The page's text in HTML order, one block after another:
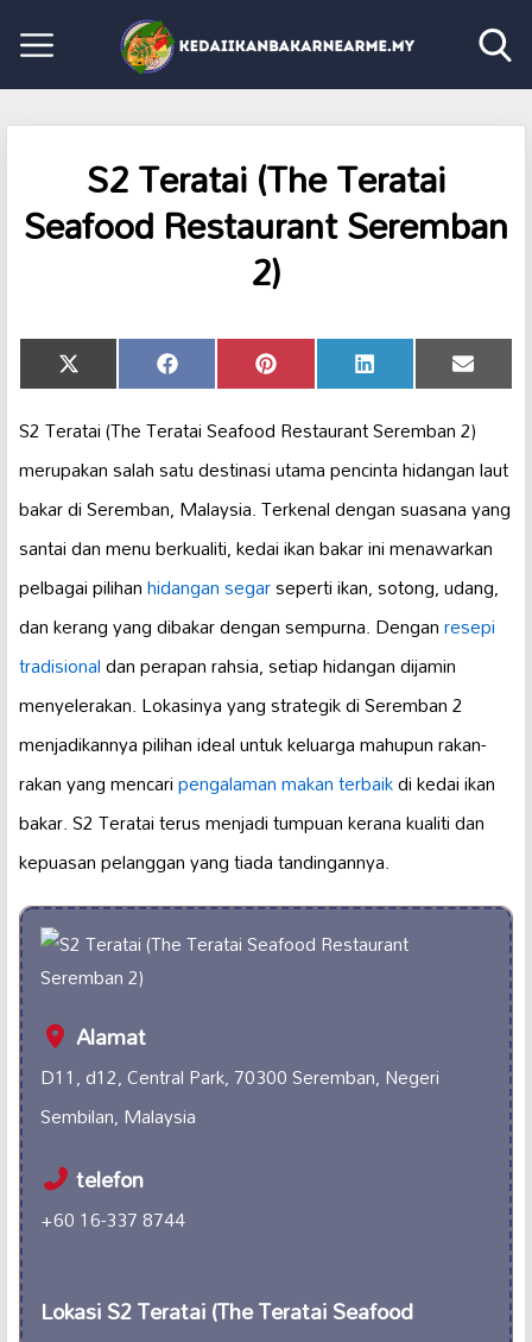
S2 Teratai (The Teratai
Seafood Restaurant Seremban
2)
Share
on
X
(Twitter)
Share
on
Facebook Share
on
Pinterest Share
on
LinkedIn Share
on
Email
S2 Teratai (The Teratai Seafood Restaurant Seremban 2)
merupakan salah satu destinasi utama pencinta hidangan laut
bakar di Seremban, Malaysia. Terkenal dengan suasana yang
santai dan menu berkualiti, kedai ikan bakar ini menawarkan
pelbagai pilihanhidangan segarseperti ikan, sotong, udang,
dan kerang yang dibakar dengan sempurna. Denganresepi
tradisionaldan perapan rahsia, setiap hidangan dijamin
menyelerakan. Lokasinya yang strategik di Seremban 2
menjadikannya pilihan ideal untuk keluarga mahupun rakan-
rakan yang mencaripengalaman makan terbaikdi kedai ikan
bakar. S2 Teratai terus menjadi tumpuan kerana kualiti dan
kepuasan pelanggan yang tiada tandingannya.
Alamat
D11, d12, Central Park, 70300 Seremban, Negeri
Sembilan, Malaysia
telefon
+60 16-337 8744
Lokasi S2 Teratai (The Teratai Seafood